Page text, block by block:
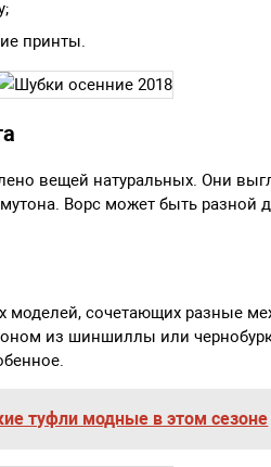
принты.
вещей натуральных. Они
мутона. Ворс может быть
моделей, сочетающих разные
из шиншиллы или
туфли модные в этом сезоне